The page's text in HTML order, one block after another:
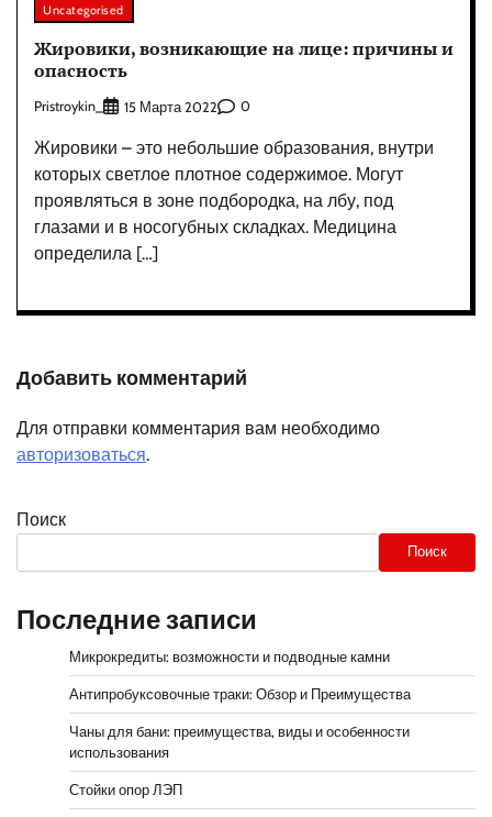
Uncategorised
Жировики, возникающие на лице: причины и
опасность
Pristroykin_ 15 Марта 2022 0
Жировики – это небольшие образования, внутри
которых светлое плотное содержимое. Могут
проявляться в зоне подбородка, на лбу, под
глазами и в носогубных складках. Медицина
определила […]
Добавить комментарий
Для отправки комментария вам необходимо
авторизоваться.
Поиск
Поиск
Последние записи
Микрокредиты: возможности и подводные камни
Антипробуксовочные траки: Обзор и Преимущества
Чаны для бани: преимущества, виды и особенности
использования
Стойки опор ЛЭП